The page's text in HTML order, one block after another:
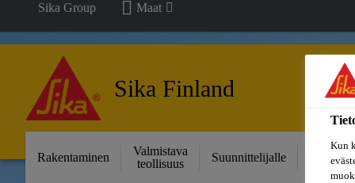
Sika Group Maat
Sika Finland
Rakentaminen
Valmistava
teollisuus
Suunnittelijalle
Kun